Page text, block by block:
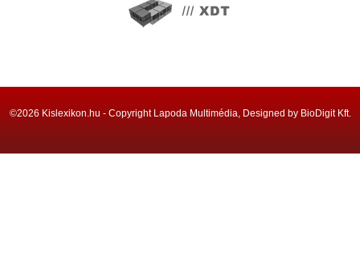
©2026 Kislexikon.hu - Copyright Lapoda Multimédia, Designed by BioDigit Kft.